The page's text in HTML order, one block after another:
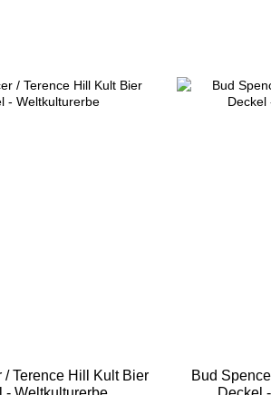
/ Terence Hill Kult Bier
Bud